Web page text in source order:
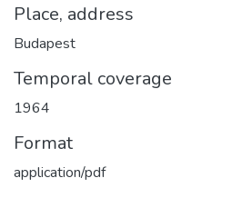
Place, address
Budapest
Temporal coverage
1964
Format
application/pdf